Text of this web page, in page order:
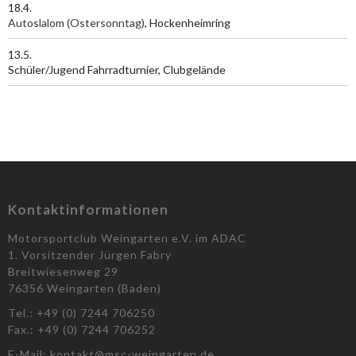
18.4.
Autoslalom (Ostersonntag), Hockenheimring
13.5.
Schüler/Jugend Fahrradturnier, Clubgelände
Kontaktinformationen
Motorsportclub Weingarten e.V. im ADAC
1. Vorsitzender Jürgen Fabry
Breitwiesenweg 29
76356 Weingarten (Baden)
Tel.: +49 (0) 7244 706250
Fax.: +49 (0) 7244 706252